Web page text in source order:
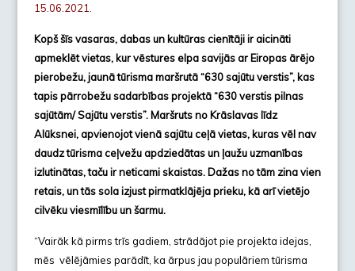
15.06.2021.
Kopš šīs vasaras, dabas un kultūras cienītāji ir aicināti
apmeklēt vietas, kur vēstures elpa savijās ar Eiropas ārējo
pierobežu, jaunā tūrisma maršrutā “630 sajūtu verstis”, kas
tapis pārrobežu sadarbības projektā “630 verstis pilnas
sajūtām/ Sajūtu verstis”. Maršruts no Krāslavas līdz
Alūksnei, apvienojot vienā sajūtu ceļā vietas, kuras vēl nav
daudz tūrisma ceļvežu apdziedātas un ļaužu uzmanības
izlutinātas, taču ir neticami skaistas. Dažas no tām zina vien
retais, un tās sola izjust pirmatklājēja prieku, kā arī vietējo
cilvēku viesmīlību un šarmu.
“Vairāk kā pirms trīs gadiem, strādājot pie projekta idejas,
mēs vēlējāmies parādīt, ka ārpus jau populāriem tūrisma